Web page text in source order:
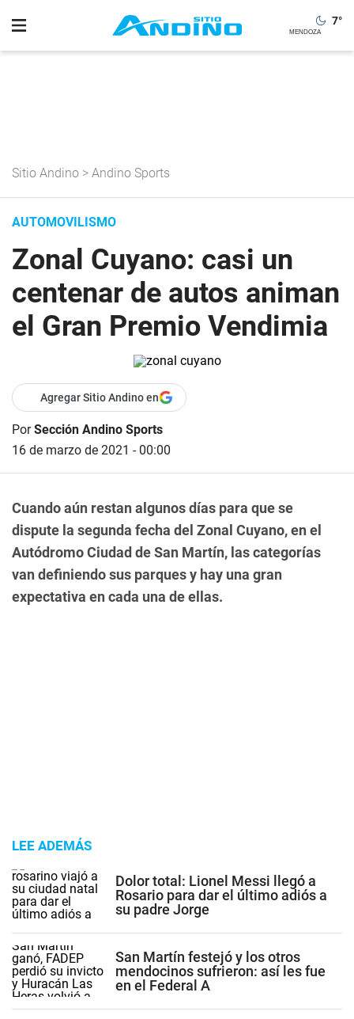
7°
Sitio Andino > Andino Sports
AUTOMOVILISMO
Zonal Cuyano: casi un
centenar de autos animan
el Gran Premio Vendimia
Agregar Sitio Andino en
PorSección Andino Sports
16 de marzo de 2021 - 00:00
Cuando aún restan algunos días para que se
dispute la segunda fecha del Zonal Cuyano, en el
Autódromo Ciudad de San Martín, las categorías
van definiendo sus parques y hay una gran
expectativa en cada una de ellas.
LEE ADEMÁS
Dolor total: Lionel Messi llegó a
Rosario para dar el último adiós a
su padre Jorge
San Martín festejó y los otros
mendocinos sufrieron: así les fue
en el Federal A